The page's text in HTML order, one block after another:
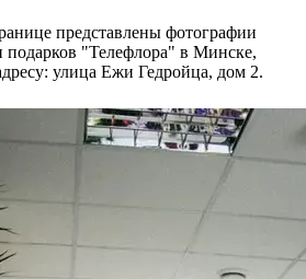
представлены фотографии
подарков "Телефлора" в Минске,
улица Ежи Гедройца, дом 2.